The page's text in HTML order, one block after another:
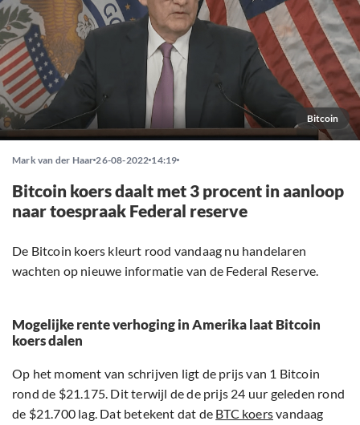
Bitcoin
Mark van der Haar 26-08-2022 14:19
Bitcoin koers daalt met 3 procent in aanloop
naar toespraak Federal reserve
De Bitcoin koers kleurt rood vandaag nu handelaren
wachten op nieuwe informatie van de Federal Reserve.
Mogelijke rente verhoging in Amerika laat Bitcoin
koers dalen
Op het moment van schrijven ligt de prijs van 1 Bitcoin
rond de $21.175. Dit terwijl de de prijs 24 uur geleden rond
de $21.700 lag. Dat betekent dat de BTC koersvandaag